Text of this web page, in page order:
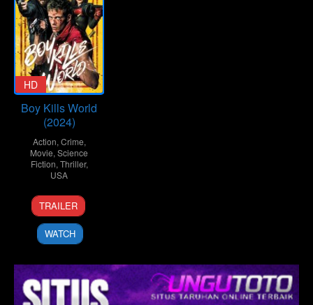
HD
Boy Kills World
(2024)
Action, Crime,
Movie,Science
Fiction, Thriller,
USA
24
Apr
2024
Moritz
Mohr
TRAILER
WATCH